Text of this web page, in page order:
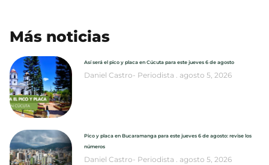
Más noticias
Así será el pico y placa en Cúcuta para este jueves 6 de agosto
Daniel Castro- Periodista agosto 5, 2026
Pico y placa en Bucaramanga para este jueves 6 de agosto: revise los
números
Daniel Castro- Periodista agosto 5, 2026